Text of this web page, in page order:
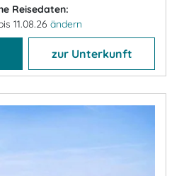
Reisedaten:
11.08.26 ändern
zur Unterkunft